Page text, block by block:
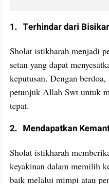
1.   Terhindar dari
Sholat istikharah menjadi
setan yang dapat
keputusan. Dengan
petunjuk Allah Swt untuk
tepat.
2.   Mendapatkan
Sholat istikharah
keyakinan dalam memilih
baik melalui mimpi atau